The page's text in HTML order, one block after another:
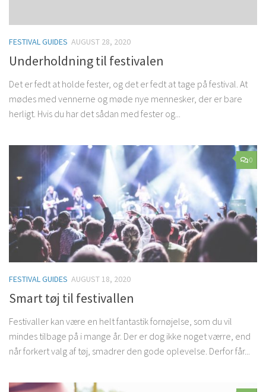
FESTIVAL GUIDES AUGUST 28, 2020
Underholdning til festivalen
Det er fedt at holde fester, og det er fedt at tage på festival. At
mødes med vennerne og møde nye mennesker, der er bare
herligt. Hvis du har det sådan med fester og...
0
FESTIVAL GUIDES AUGUST 18, 2020
Smart tøj til festivallen
Festivaller kan være en helt fantastik fornøjelse, som du vil
mindes tilbage på i mange år. Der er dog ikke noget værre, end
når forkert valg af tøj, smadrer den gode oplevelse. Derfor får...